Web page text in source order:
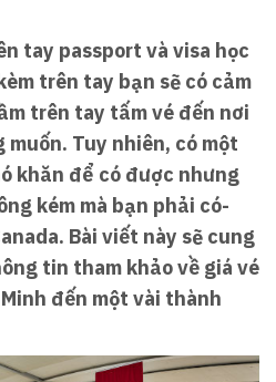
tay passport và visa học
trên tay bạn sẽ có cảm
trên tay tấm vé đến nơi
muốn. Tuy nhiên, có một
khăn để có được nhưng
kém mà bạn phải có-
Bài viết này sẽ cung
tin tham khảo về giá vé
đến một vài thành